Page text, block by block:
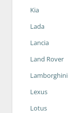
Kia
Lada
Lancia
Land Rover
Lamborghini
Lexus
Lotus